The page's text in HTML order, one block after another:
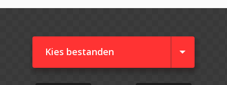
Kies bestanden